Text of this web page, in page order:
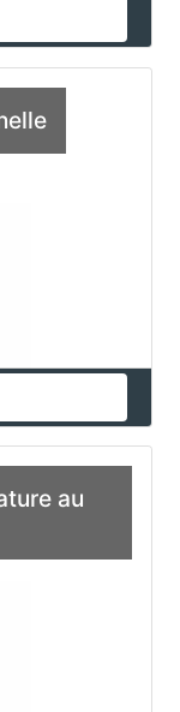
au